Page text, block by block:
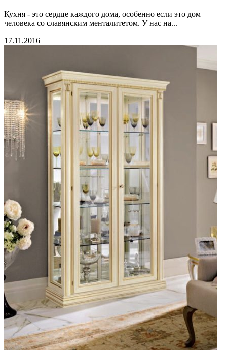
Кухня - это сердце каждого дома, особенно если это дом
человека со славянским менталитетом. У нас на...
17.11.2016